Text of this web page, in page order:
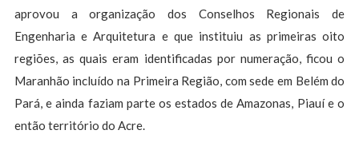
aprovou a organização dos Conselhos Regionais de
Engenharia e Arquitetura e que instituiu as primeiras oito
regiões, as quais eram identificadas por numeração, ficou o
Maranhão incluído na Primeira Região, com sede em Belém do
Pará, e ainda faziam parte os estados de Amazonas, Piauí e o
então território do Acre.